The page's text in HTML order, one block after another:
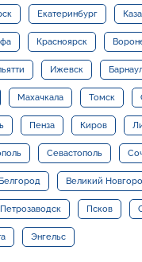
Екатеринбург
Красноярск
Ижевск
Махачкала Томск
Пенза Киров
Севастополь
Белгород Великий
Петрозаводск Псков
Энгельс